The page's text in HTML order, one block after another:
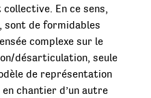
En ce sens,
sont de formidables
complexe sur le
désarticulation, seule
de représentation
chantier d’un autre